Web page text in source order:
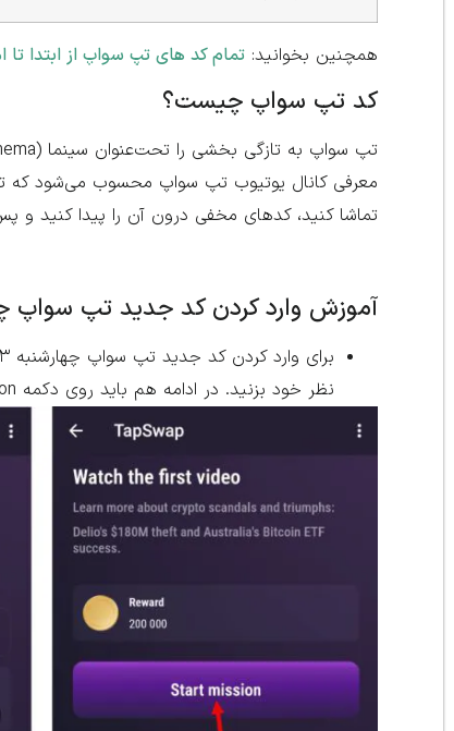
همچنین بخوانید: تمام کد های تپ سواپ از ابتدا تا
کد تپ سواپ چیست؟
معرفی کانال یوتیوب تپ سواپ محسوب می‌شود که
تماشا کنید، کدهای مخفی درون آن را پیدا کنید و
آموزش وارد کردن کد جدید تپ سواپ
نظر خود بزنید. در ادامه هم باید روی دکمه Start mission کلیک کنید.